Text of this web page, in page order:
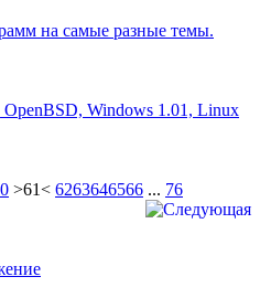
на самые разные темы.
Windows 1.01, Linux
>61< 6263646566 ... 76